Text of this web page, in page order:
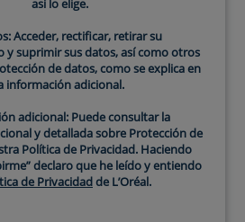
Reparadora Contorno
para el Contorno de Ojoses
de pieles, incluso las más
de esta crema ayudan a
protectorade la piel del
la niacinamida aporta un efecto
desarrollada por dermatólogos,
así lo elige.
Acceder, rectificar, retirar su
y suprimir sus datos, así como otros
de datos, como se explica en
información adicional.
adicional: Puede consultar la
y detallada sobre Protección de
Política de Privacidad. Haciendo
declaro que he leído y entiendo
de Privacidadde L’Oréal.